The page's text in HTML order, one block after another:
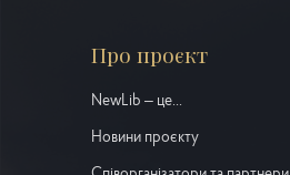
Про проєкт
NewLib – це...
Новини проєкту